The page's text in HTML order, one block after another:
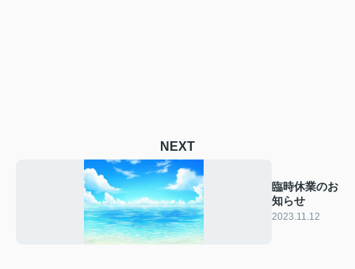
NEXT
臨時休業のお
知らせ
2023.11.12